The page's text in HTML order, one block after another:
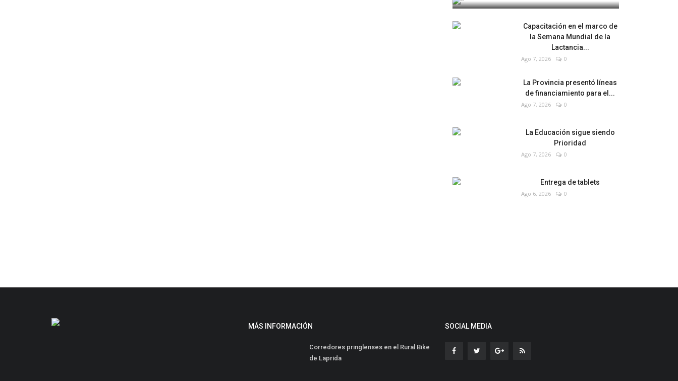
Capacitación en el marco de
la Semana Mundial de la
Lactancia...
Ago 7, 2026 0
La Provincia presentó líneas
de financiamiento para el...
Ago 7, 2026 0
La Educación sigue siendo
Prioridad
Ago 7, 2026 0
Entrega de tablets
Ago 6, 2026 0
MÁS INFORMACIÓN
Corredores pringlenses en el Rural Bike
de Laprida
SOCIAL MEDIA